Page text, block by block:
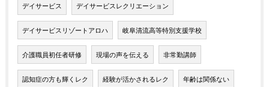
デイサービス デイサービスレクリエーション
デイサービスリゾートアロハ 岐阜清流高等特別支援学校
介護職員初任者研修 現場の声を伝える 非常勤講師
認知症の方も輝くレク 経験が活かされるレク 年齢は関係ない